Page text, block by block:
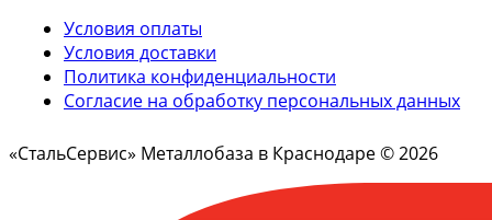
Условия оплаты
Условия доставки
Политика конфиденциальности
Согласие на обработку персональных данных
«СтальСервис» Металлобаза в Краснодаре © 2026